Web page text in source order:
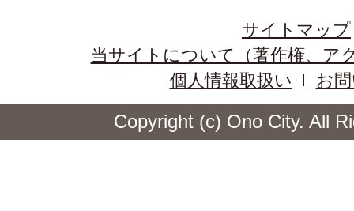
サイトマップ
当サイトについて（著作権、ア
個人情報取扱い
お
Copyright (c) Ono City. All